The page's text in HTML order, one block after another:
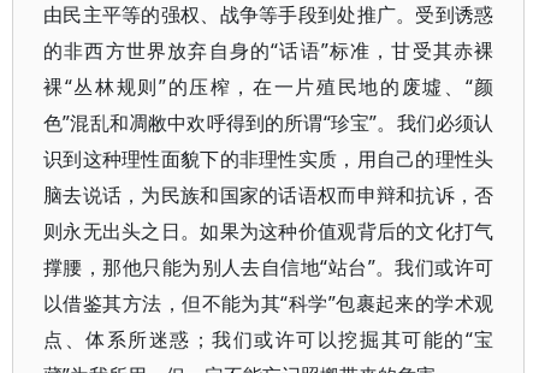
由民主平等的强权、战争等手段到处推广。受到诱惑
的非西方世界放弃自身的“话语”标准，甘受其赤裸
裸“丛林规则”的压榨，在一片殖民地的废墟、“颜
色”混乱和凋敝中欢呼得到的所谓“珍宝”。我们必须认
识到这种理性面貌下的非理性实质，用自己的理性头
脑去说话，为民族和国家的话语权而申辩和抗诉，否
则永无出头之日。如果为这种价值观背后的文化打气
撑腰，那他只能为别人去自信地“站台”。我们或许可
以借鉴其方法，但不能为其“科学”包裹起来的学术观
点、体系所迷惑；我们或许可以挖掘其可能的“宝